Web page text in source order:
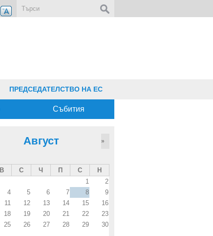
Събития
ПРЕДСЕДАТЕЛСТВО НА ЕС
Август »
В С Ч П С
Н
1
2
4 5 6 7 8
9
11 12 13 14 15
16
18 19 20 21 22
23
25 26 27 28 29
30